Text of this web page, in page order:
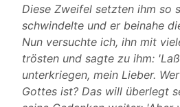
Diese Zweifel setzten ihm so
schwindelte und er beinahe
Nun versuchte ich, ihn mit
trösten und sagte zu ihm:
unterkriegen, mein Lieber.
Gottes ist? Das will überlegt